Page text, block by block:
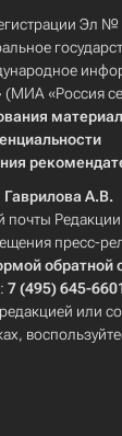
Эл
(МИА «Россия
Гаврилова А.В.
почты
пресс-
обратной
7 (495) 645-
или